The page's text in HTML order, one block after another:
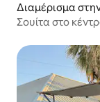
Διαμέρισμα
Σουίτα στο